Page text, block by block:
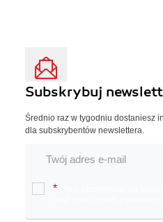
Subskrybuj
Średnio raz w tygodniu dostaniesz
dla subskrybentów newslettera.
*